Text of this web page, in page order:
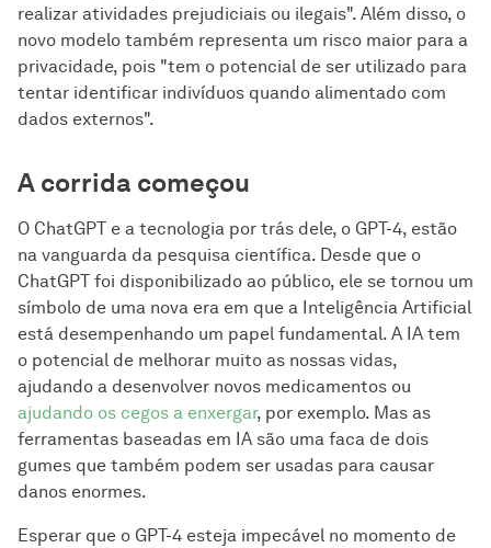
realizar atividades prejudiciais ou ilegais". Além disso, o
novo modelo também representa um risco maior para a
privacidade, pois "tem o potencial de ser utilizado para
tentar identificar indivíduos quando alimentado com
dados externos".
A corrida começou
O ChatGPT e a tecnologia por trás dele, o GPT-4, estão
na vanguarda da pesquisa científica. Desde que o
ChatGPT foi disponibilizado ao público, ele se tornou um
símbolo de uma nova era em que a Inteligência Artificial
está desempenhando um papel fundamental. A IA tem
o potencial de melhorar muito as nossas vidas,
ajudando a desenvolver novos medicamentos ou
ajudando os cegos a enxergar, por exemplo. Mas as
ferramentas baseadas em IA são uma faca de dois
gumes que também podem ser usadas para causar
danos enormes.
Esperar que o GPT-4 esteja impecável no momento de